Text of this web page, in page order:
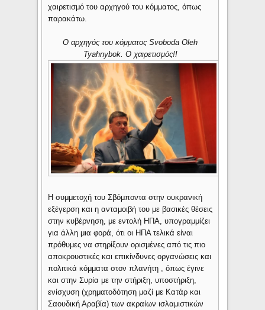
χαιρετισμό του αρχηγού του κόμματος, όπως
παρακάτω.
Ο αρχηγός του κόμματος Svoboda Oleh
Tyahnybok. Ο χαιρετισμός!!
Η συμμετοχή του Σβόμποντα στην ουκρανική
εξέγερση και η ανταμοιβή του με βασικές θέσεις
στην κυβέρνηση, με εντολή ΗΠΑ, υπογραμμίζει
για άλλη μια φορά, ότι οι ΗΠΑ τελικά είναι
πρόθυμες να στηρίξουν ορισμένες από τις πιο
αποκρουστικές και επικίνδυνες οργανώσεις και
πολιτικά κόμματα στον πλανήτη , όπως έγινε
και στην Συρία με την στήριξη, υποστήριξη,
ενίσχυση (χρηματοδότηση μαζί με Κατάρ και
Σαουδική Αραβία) των ακραίων ισλαμιστικών